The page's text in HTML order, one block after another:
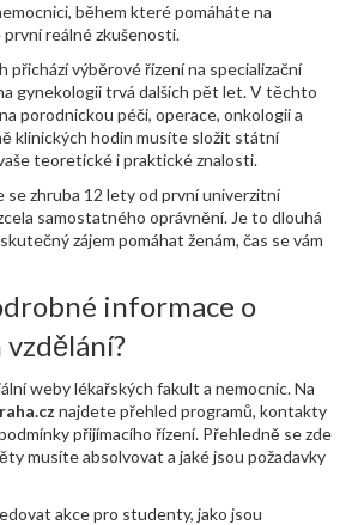
během které pomáháte na
reálné zkušenosti.
výběrové řízení na specializační
gynekologii trvá dalších pět let. V těchto
porodnickou péči, operace, onkologii a
klinických hodin musíte složit státní
teoretické i praktické znalosti.
zhruba 12 lety od první univerzitní
samostatného oprávnění. Je to dlouhá
zájem pomáhat ženám, čas se vám
informace o
weby lékařských fakult a nemocnic. Na
najdete přehled programů, kontakty
přijímacího řízení. Přehledně se zde
musíte absolvovat a jaké jsou požadavky
akce pro studenty, jako jsou